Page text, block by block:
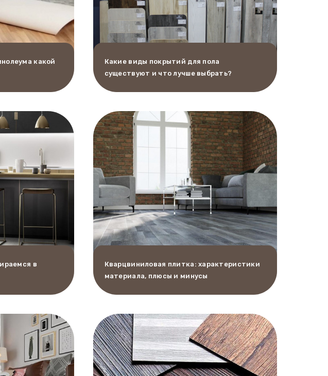
какой
Какие виды покрытий для пола
существуют и что лучше выбрать?
в
Кварцвиниловая плитка: характеристики
материала, плюсы и минусы